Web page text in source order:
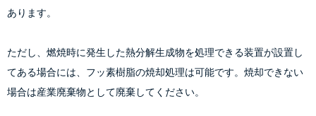
あります。
ただし、燃焼時に発生した熱分解生成物を処理できる装置が設置し
てある場合には、フッ素樹脂の焼却処理は可能です。焼却できない
場合は産業廃棄物として廃棄してください。